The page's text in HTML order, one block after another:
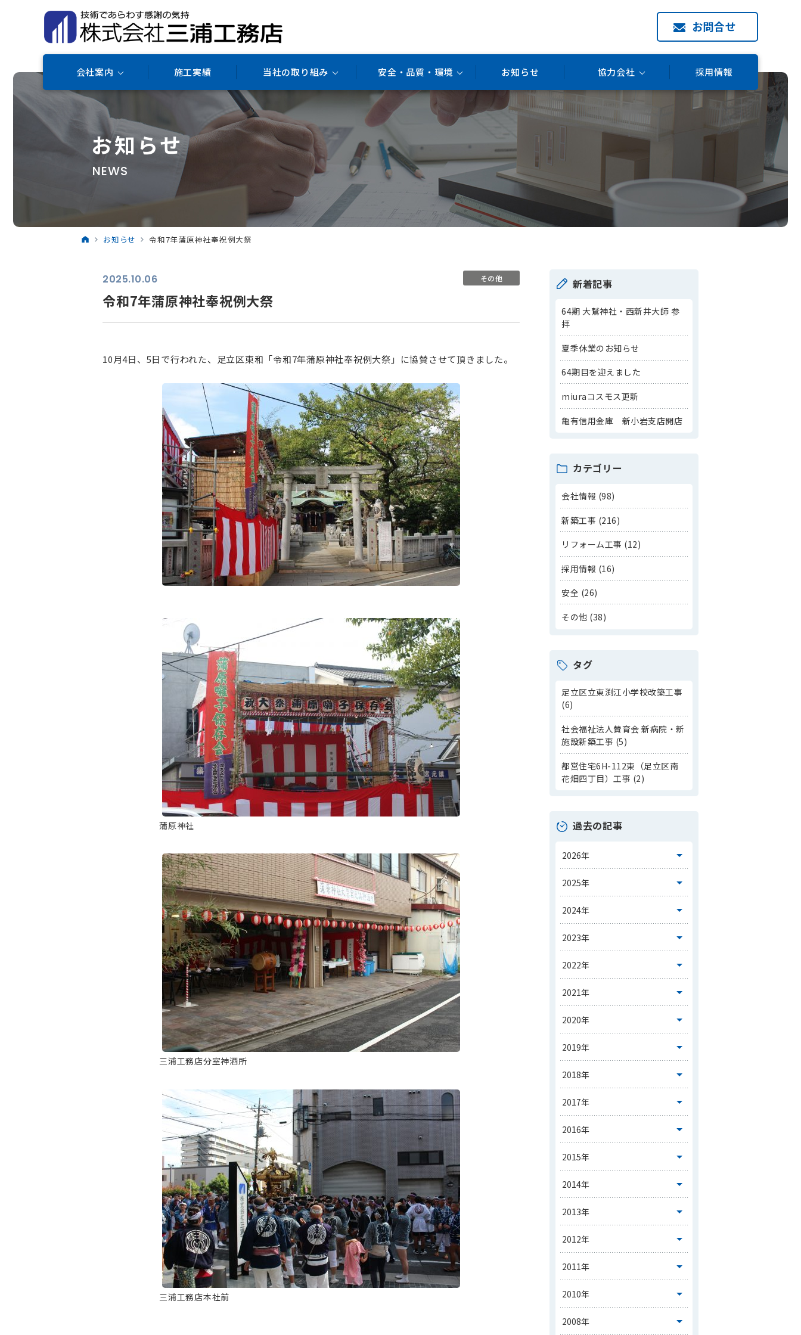
お問合せ
会社案内 施工実績 当社の取り組み 安全・品質・環境 お知らせ 協力会社 採用情報
お知らせ
NEWS
お知らせ 令和7年蒲原神社奉祝例大祭
2025.10.06 その他
令和7年蒲原神社奉祝例大祭
10月4日、5日で行われた、足立区東和「令和7年蒲原神社奉祝例大祭」に協賛させて頂きました。
蒲原神社
三浦工務店分室神酒所
三浦工務店本社前
新着記事
64期 大鷲神社・西新井大師 参
拝
夏季休業のお知らせ
64期目を迎えました
miuraコスモス更新
亀有信用金庫 新小岩支店開店
カテゴリー
会社情報 (98)
新築工事 (216)
リフォーム工事 (12)
採用情報 (16)
安全 (26)
その他 (38)
タグ
足立区立東渕江小学校改築工事
(6)
社会福祉法人賛育会 新病院・新
施設新築工事 (5)
都営住宅6H-112東（足立区南
花畑四丁目）工事 (2)
過去の記事